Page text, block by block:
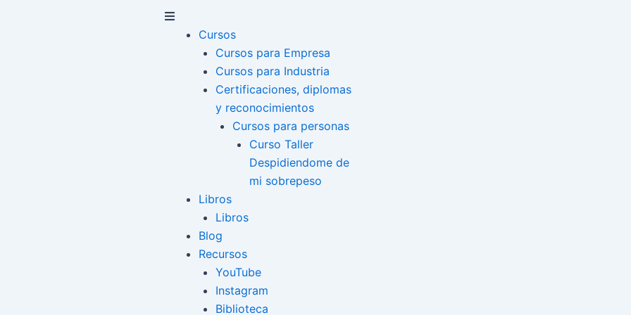
Menú
Cursos
Cursos para Empresa
Cursos para Industria
Certificaciones, diplomas
y reconocimientos
Cursos para personas
Curso Taller
Despidiendome de
mi sobrepeso
Libros
Libros
Blog
Recursos
YouTube
Instagram
Biblioteca